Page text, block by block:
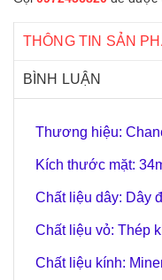
THÔNG TIN SẢN
BÌNH LUẬN
Thương hiệu:
Kích thước mặt:
Chất liệu dây: Dây
Chất liệu vỏ: Thép
Chất liệu kính: